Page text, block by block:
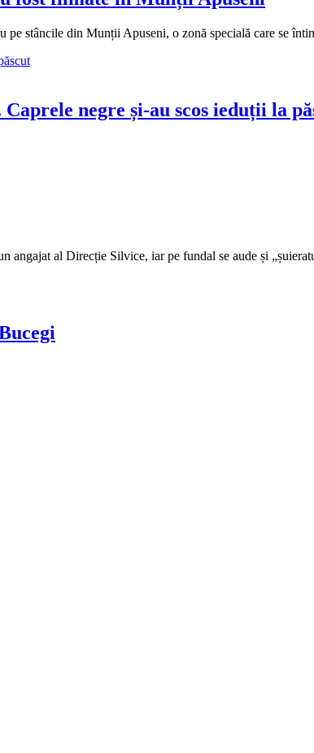
stâncile din Munții Apuseni, o zonă specială care se
negre și-au scos ieduții la
al Direcție Silvice, iar pe fundal se aude și